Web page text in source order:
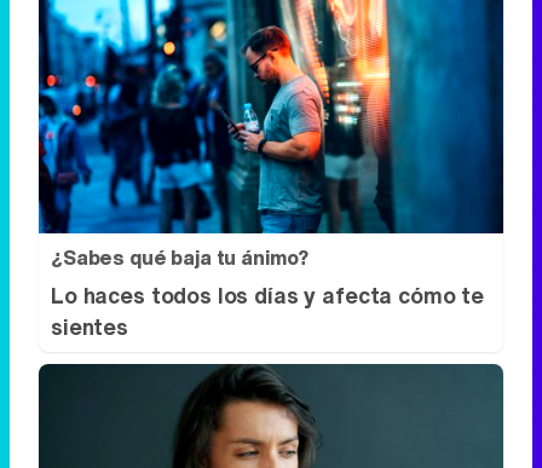
¿Sabes qué baja tu ánimo?
Lo haces todos los días y afecta cómo te
sientes